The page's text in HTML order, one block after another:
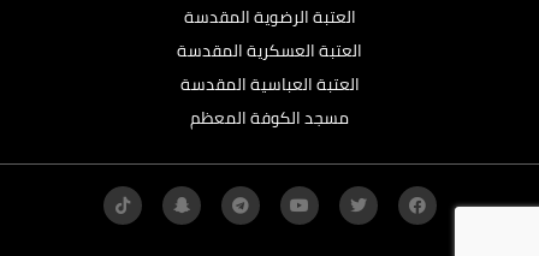
العتبة الرضوية المقدسة
العتبة العسكرية المقدسة
العتبة العباسية المقدسة
مسجد الكوفة المعظم